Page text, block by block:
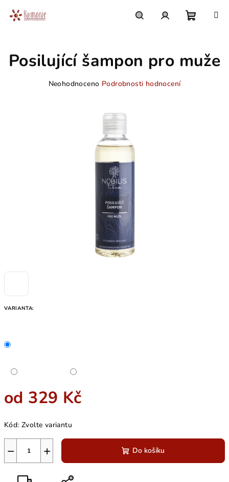
obsah
košík
VARIANTA:
od 329 Kč
cena:
Kód: Zvolte variantu
+
− Do košíku
Posilující šampon pro muže
Průměrné
Neohodnoceno Podrobnosti hodnocení